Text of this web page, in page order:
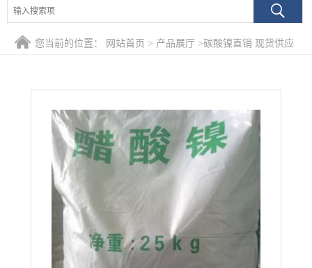
产品展厅
证书荣誉
您当前的位置： 网站首页 > 产品展厅 >碳酸镍直销 现货供应